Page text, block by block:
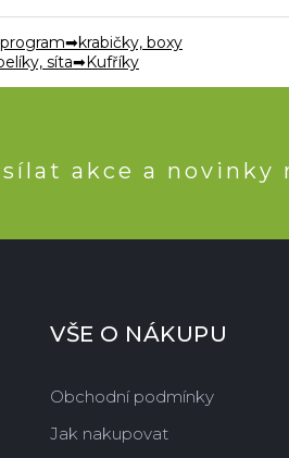
krabičky, boxy
síta Kufříky
akce a novinky
VŠE O NÁKUPU
Obchodní podmínky
Jak nakupovat